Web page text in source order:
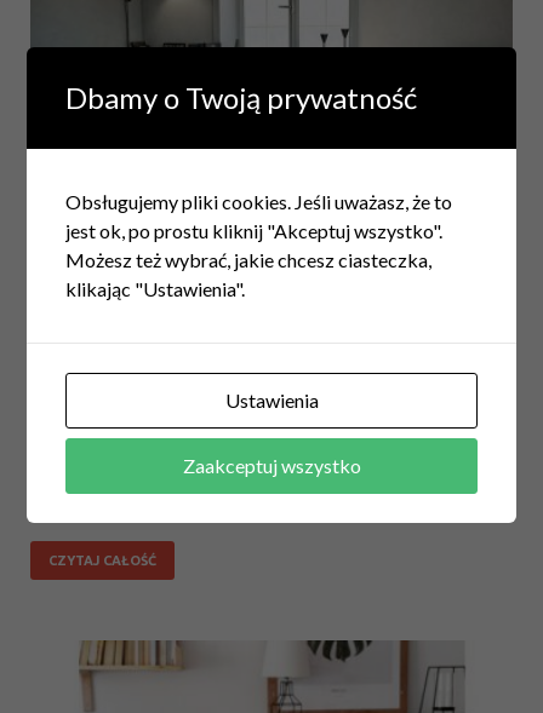
WYPOSAŻENIE
Urządzamy małe mieszkanie
12 lutego 2019
Każdy, kto posiada małe mieszkanie wie, jak ważną rzeczą
jest umiejętność pozyskania jak największej przestrzeni.
Wystarczy jednak, że zastosujesz kilka rad i trików, by
mini-mieszkanie spełniało wszystkie podstawowe
potrzeby. Aranżacja …
CZYTAJ CAŁOŚĆ
Dbamy o Twoją prywatność
Obsługujemy pliki cookies. Jeśli uważasz, że to
jest ok, po prostu kliknij "Akceptuj wszystko".
Możesz też wybrać, jakie chcesz ciasteczka,
klikając "Ustawienia".
Ustawienia
Zaakceptuj wszystko